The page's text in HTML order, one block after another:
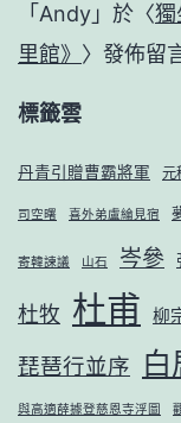
「 Andy 」於〈獨
里館》 〉發佈留
標籤雲
丹青引贈曹霸將軍 元
司空曙 喜外弟盧綸見宿
寄韓諫議 山石 岑參
杜牧 杜甫 柳
琵琶行並序 白
與高適薛據登慈恩寺浮圖